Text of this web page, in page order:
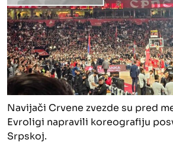
Navijači Crvene zvezde su pred
Evroligi napravili koreografiju
Srpskoj.